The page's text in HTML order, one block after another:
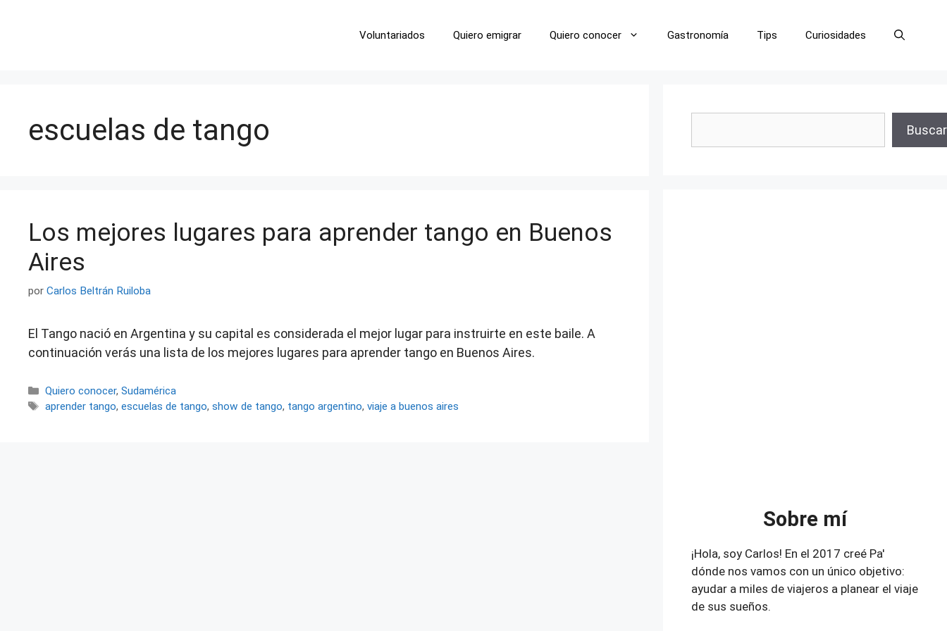
Voluntariados Quiero emigrar Quiero conocer Gastronomía Tips Curiosidades
escuelas de tango
Los mejores lugares para aprender tango en Buenos
Aires
por Carlos Beltrán Ruiloba
El Tango nació en Argentina y su capital es considerada el mejor lugar para instruirte en este baile. A
continuación verás una lista de los mejores lugares para aprender tango en Buenos Aires.
Categorías
Quiero conocer,Sudamérica
Etiquetas
aprender tango,escuelas de tango,show de tango, tango argentino,viaje a buenos aires
Buscar
Sobre mí
¡Hola, soy Carlos! En el 2017 creé Pa'
dónde nos vamos con un único objetivo:
ayudar a miles de viajeros a planear el viaje
de sus sueños.